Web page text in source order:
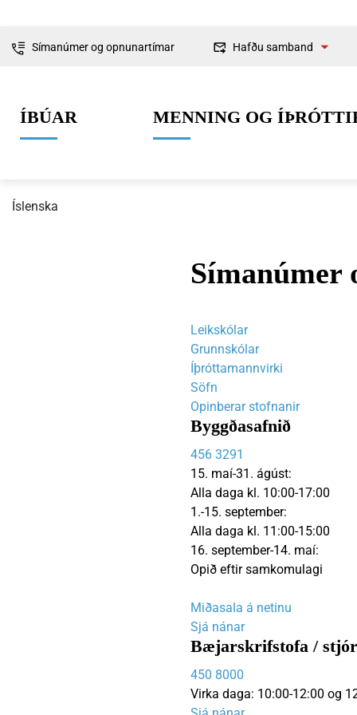
Símanúmer og opnunartímar Hafðu samband
ÍBÚAR
Nýir íbúar
MENNING OG
Íþróttir
Byggingarmál
Samgöngur
Stjórnkerfi
Svið og
Íslenska
Símanúmer
Leikskólar
Grunnskólar
Íþróttamannvirki
Söfn
Opinberar stofnanir
Byggðasafnið
456 3291
15. maí-31. ágúst:
Alla daga kl. 10:00-17:00
1.-15. september:
Alla daga kl. 11:00-15:00
16. september-14. maí:
Opið eftir samkomulagi
Miðasala á netinu
Sjá nánar
Bæjarskrifstofa /
450 8000
Virka daga: 10:00-12:00 og